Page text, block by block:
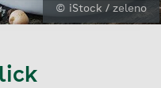
© iStock / zeleno